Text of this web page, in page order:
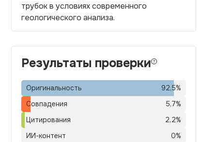
трубок в условиях современного
геологического анализа.
Результаты проверки
Оригинальность 92,5%
Совпадения
5,7%
Цитирования
2,2%
ИИ-контент
0%